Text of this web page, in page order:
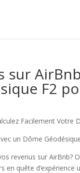
sur
F2
Facilement
un Dôme
revenus sur AirBnb?
en quête